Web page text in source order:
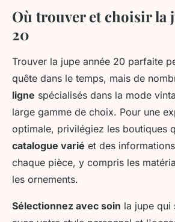
Où trouver et choisir la
20
Trouver la jupe année 20 parfaite
quête dans le temps, mais de
ligne spécialisés dans la mode
large gamme de choix. Pour une
optimale, privilégiez les boutiques
catalogue varié et des
chaque pièce, y compris les
les ornements.
Sélectionnez avec soin la jupe qui